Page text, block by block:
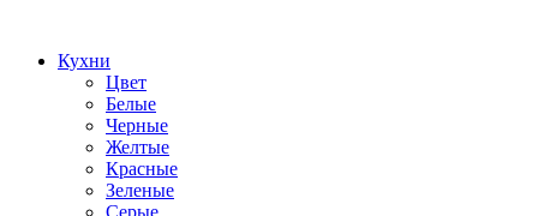
Кухни
Цвет
Белые
Черные
Желтые
Красные
Зеленые
Серые